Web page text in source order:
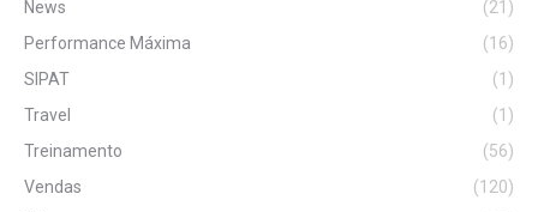
News
(21)
Performance Máxima
(16)
SIPAT
(1)
Travel
(1)
Treinamento
(56)
Vendas
(120)